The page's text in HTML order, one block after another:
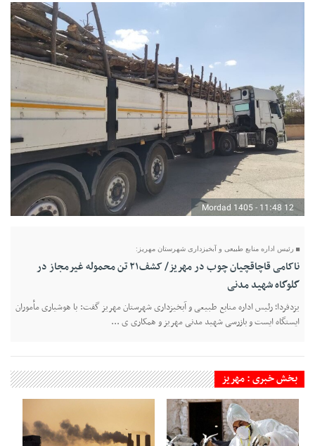
12 Mordad 1405 - 11:48
رئیس اداره منابع طبیعی و آبخیزداری شهرستان مهریز:
ناکامی قاچاقچیان چوب در مهریز/ کشف۲۱ تن محموله غیرمجاز در
گلوگاه شهید مدنی
یزدفردا؛ رئیس اداره منابع طبیعی و آبخیزداری شهرستان مهریز گفت: با هوشیاری مأموران
ایستگاه ایست و بازرسی شهید مدنی مهریز و همکاری ی ...
بخش خبری : مهریز